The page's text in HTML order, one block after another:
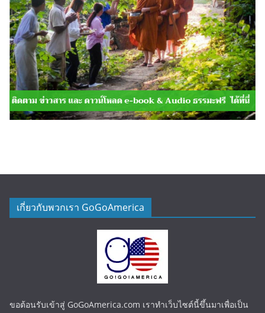
เกี่ยวกับพวกเรา GoGoAmerica
ขอต้อนรับเข้าสู่ GoGoAmerica.com เราทำเว็บไซต์นี้ขึ้นมาเพื่อเป็น